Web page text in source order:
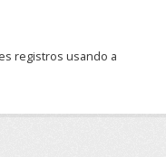
registros usando a